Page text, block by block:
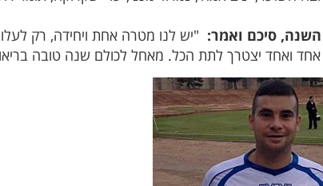
סיכם ואמר: "יש לנו מטרה אחת ויחידה, רק
ואחד יצטרך לתת הכל. מאחל לכולם שנה טובה